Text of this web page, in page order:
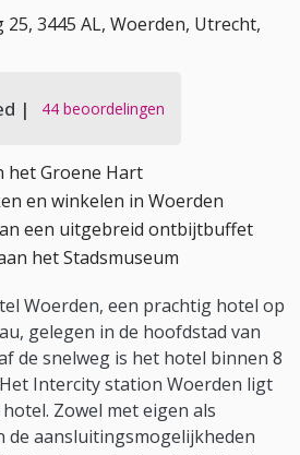
3445 AL, Woerden, Utrecht,
44 beoordelingen
het Groene Hart
en winkelen in Woerden
een uitgebreid ontbijtbuffet
het Stadsmuseum
Woerden, een prachtig hotel op
gelegen in de hoofdstad van
de snelweg is het hotel binnen 8
Intercity station Woerden ligt
Zowel met eigen als
de aansluitingsmogelijkheden